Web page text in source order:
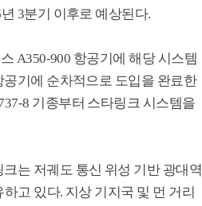
3분기 이후로 예상된다.
A350-900 항공기에 해당 시스템
기에 순차적으로 도입을 완료한
8 기종부터 스타링크 시스템을
는 저궤도 통신 위성 기반 광대역
고 있다. 지상 기지국 및 먼 거리